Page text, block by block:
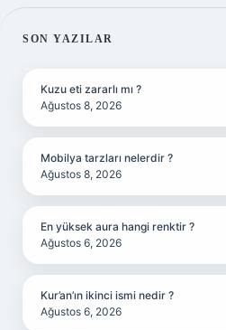
SIDEBAR
SON YAZILAR
Kuzu eti zararlı mı ?
Ağustos 8, 2026
Mobilya tarzları nelerdir ?
Ağustos 8, 2026
En yüksek aura hangi renktir ?
Ağustos 6, 2026
Kur’an’ın ikinci ismi nedir ?
Ağustos 6, 2026